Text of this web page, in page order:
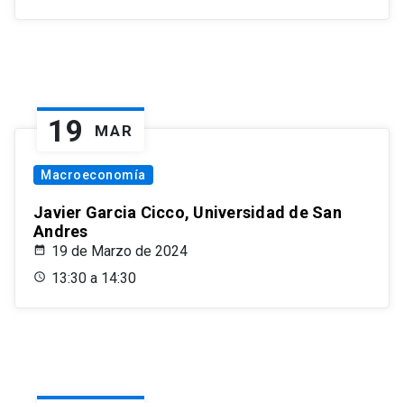
19 MAR
Macroeconomía
Javier Garcia Cicco, Universidad de San
Andres
19 de Marzo de 2024
13:30 a 14:30